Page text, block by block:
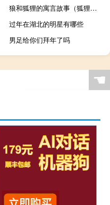
狼和狐狸的寓言故事（狐狸的寓言故事）
过年在湖北的明星有哪些
男足给你们拜年了吗
☚